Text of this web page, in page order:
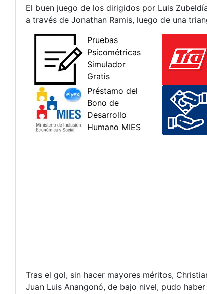
El buen juego de los dirigidos por Luis
a través de Jonathan Ramis, luego de una
Tras el gol, sin hacer mayores méritos,
Juan Luis Anangonó, de bajo nivel, pudo